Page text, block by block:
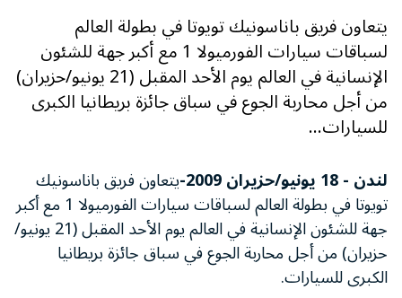
يتعاون فريق باناسونيك تويوتا في بطولة العالم
لسباقات سيارات الفورميولا 1 مع أكبر جهة للشئون
الإنسانية في العالم يوم الأحد المقبل (21 يونيو/حزيران)
من أجل محاربة الجوع في سباق جائزة بريطانيا الكبرى
للسيارات...
لندن - 18 يونيو/حزيران 2009- يتعاون فريق باناسونيك
تويوتا في بطولة العالم لسباقات سيارات الفورميولا 1 مع أكبر
جهة للشئون الإنسانية في العالم يوم الأحد المقبل (21 يونيو/
حزيران) من أجل محاربة الجوع في سباق جائزة بريطانيا
الكبرى للسيارات.